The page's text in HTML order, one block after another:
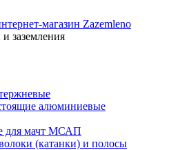
заземления
алюминиевые
для мачт МСАП
(катанки) и полосы